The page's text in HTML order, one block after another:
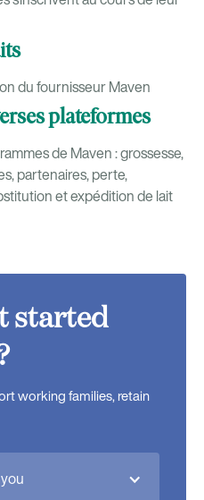
du fournisseur Maven
plateformes
de Maven : grossesse,
partenaires, perte,
et expédition de lait
started
working families, retain